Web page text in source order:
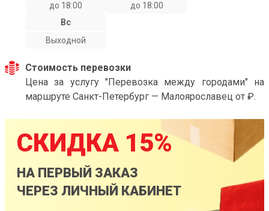
до 18:00
до 18:00
Вс
Выходной
Стоимость перевозки
Цена за услугу "Перевозка между городами" на
маршруте Санкт-Петербург — Малоярославец от ₽.
СКИДКА 15%
НА ПЕРВЫЙ ЗАКАЗ
ЧЕРЕЗ ЛИЧНЫЙ КАБИНЕТ